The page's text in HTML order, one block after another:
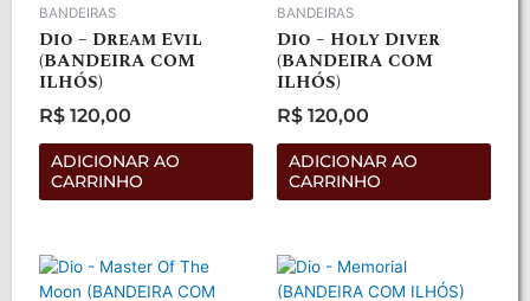
BANDEIRAS
Dio – Dream Evil
(BANDEIRA COM
ILHÓS)
Avaliação
0
R$ 120,00
ADICIONAR AO
CARRINHO
BANDEIRAS
Dio – Holy Diver
(BANDEIRA COM
ILHÓS)
Avaliação
0
R$ 120,00
ADICIONAR AO
CARRINHO